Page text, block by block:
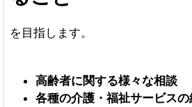
を目指します。
高齢者に関する様々な相談
各種の介護・福祉サービス